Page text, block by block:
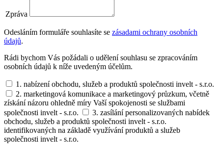
Zpráva
Odesláním formuláře souhlasíte se zásadami ochrany osobních
údajů.
Rádi bychom Vás požádali o udělení souhlasu se zpracováním
osobních údajů k níže uvedeným účelům.
1. nabízení obchodu, služeb a produktů společnosti invelt - s.r.o.
2. marketingová komunikace a marketingový průzkum, včetně
získání názoru ohledně míry Vaší spokojenosti se službami
společnosti invelt - s.r.o.
3. zasílání personalizovaných nabídek
obchodu, služeb a produktů společnosti invelt - s.r.o.
identifikovaných na základě využívání produktů a služeb
společnosti invelt - s.r.o.